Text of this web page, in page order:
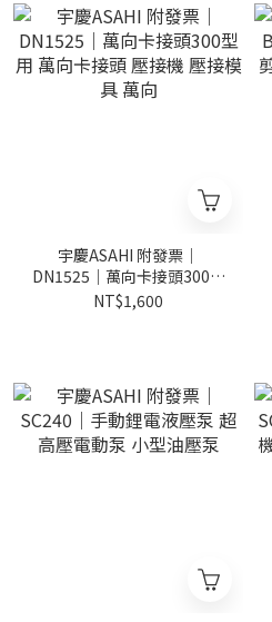
宇慶ASAHI 附發票｜
DN1525｜萬向卡接頭300型
用 萬向卡接頭 壓接機 壓接模NT$1,600